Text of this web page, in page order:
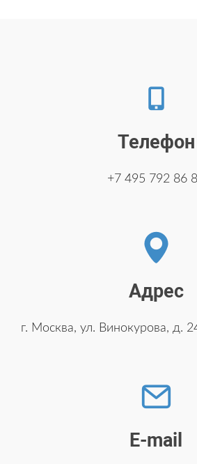
Телефон
+7 495 792 86
Адрес
г. Москва, ул. Винокурова, д.
E-mail